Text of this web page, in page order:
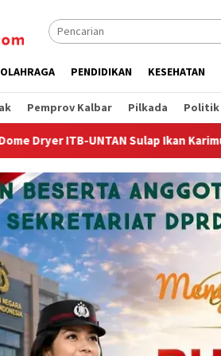
OLAHRAGA PENDIDIKAN KESEHATAN
Pemprov Kalbar Pilkada Politik
Karimunting Higienis Premium